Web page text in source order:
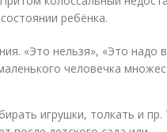
ребёнка.
«Это нельзя», «Это надо
человечка
игрушки, толкать и пр.